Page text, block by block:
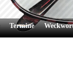
Termine